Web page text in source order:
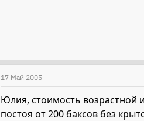
17 Май 2005
Юлия, стоимость возрастной
постоя от 200 баксов без